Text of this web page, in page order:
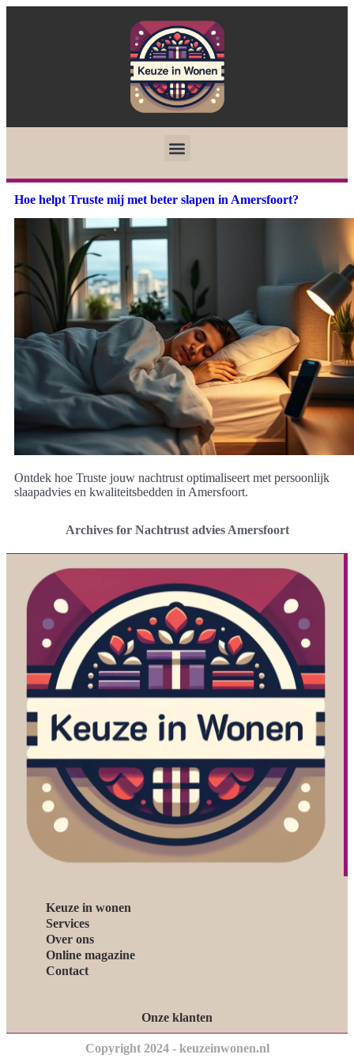
Hoe helpt Truste mij met beter slapen in Amersfoort?
Ontdek hoe Truste jouw nachtrust optimaliseert met persoonlijk
slaapadvies en kwaliteitsbedden in Amersfoort.
Archives for Nachtrust advies Amersfoort
Keuze in wonen
Services
Over ons
Online magazine
Contact
Onze klanten
Copyright 2024 - keuzeinwonen.nl